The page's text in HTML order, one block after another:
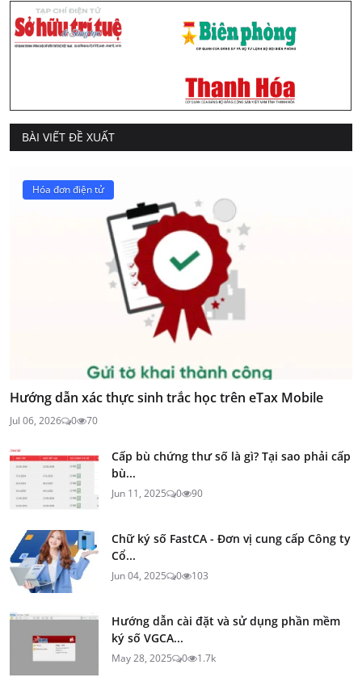
BÀI VIẾT ĐỀ XUẤT
Hóa đơn điện tử
Hướng dẫn xác thực sinh trắc học trên eTax Mobile
Jul 06, 2026 0 70
Cấp bù chứng thư số là gì? Tại sao phải cấp
bù...
Jun 11, 2025 0 90
Chữ ký số FastCA - Đơn vị cung cấp Công ty
Cổ...
Jun 04, 2025 0 103
Hướng dẫn cài đặt và sử dụng phần mềm
ký số VGCA...
May 28, 2025 0 1.7k